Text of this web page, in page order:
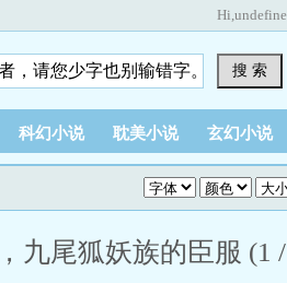
Hi,
搜 索
科幻小说 耽美小说 玄幻小说
九尾狐妖族的臣服 (1